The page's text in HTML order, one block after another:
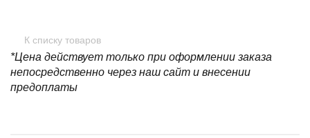
К списку товаров
*Цена действует только при оформлении заказа
непосредственно через наш сайт и внесении
предоплаты